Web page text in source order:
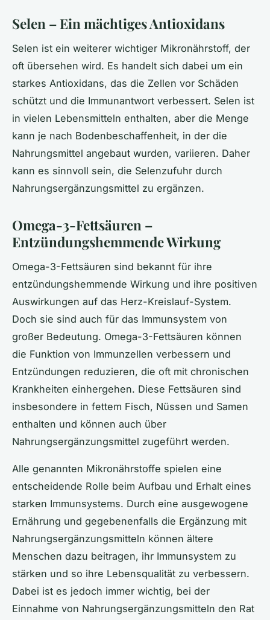
Selen – Ein mächtiges Antioxidans
Selen ist ein weiterer wichtiger Mikronährstoff, der
oft übersehen wird. Es handelt sich dabei um ein
starkes Antioxidans, das die Zellen vor Schäden
schützt und die Immunantwort verbessert. Selen ist
in vielen Lebensmitteln enthalten, aber die Menge
kann je nach Bodenbeschaffenheit, in der die
Nahrungsmittel angebaut wurden, variieren. Daher
kann es sinnvoll sein, die Selenzufuhr durch
Nahrungsergänzungsmittel zu ergänzen.
Omega-3-Fettsäuren –
Entzündungshemmende Wirkung
Omega-3-Fettsäuren sind bekannt für ihre
entzündungshemmende Wirkung und ihre positiven
Auswirkungen auf das Herz-Kreislauf-System.
Doch sie sind auch für das Immunsystem von
großer Bedeutung. Omega-3-Fettsäuren können
die Funktion von Immunzellen verbessern und
Entzündungen reduzieren, die oft mit chronischen
Krankheiten einhergehen. Diese Fettsäuren sind
insbesondere in fettem Fisch, Nüssen und Samen
enthalten und können auch über
Nahrungsergänzungsmittel zugeführt werden.
Alle genannten Mikronährstoffe spielen eine
entscheidende Rolle beim Aufbau und Erhalt eines
starken Immunsystems. Durch eine ausgewogene
Ernährung und gegebenenfalls die Ergänzung mit
Nahrungsergänzungsmitteln können ältere
Menschen dazu beitragen, ihr Immunsystem zu
stärken und so ihre Lebensqualität zu verbessern.
Dabei ist es jedoch immer wichtig, bei der
Einnahme von Nahrungsergänzungsmitteln den Rat